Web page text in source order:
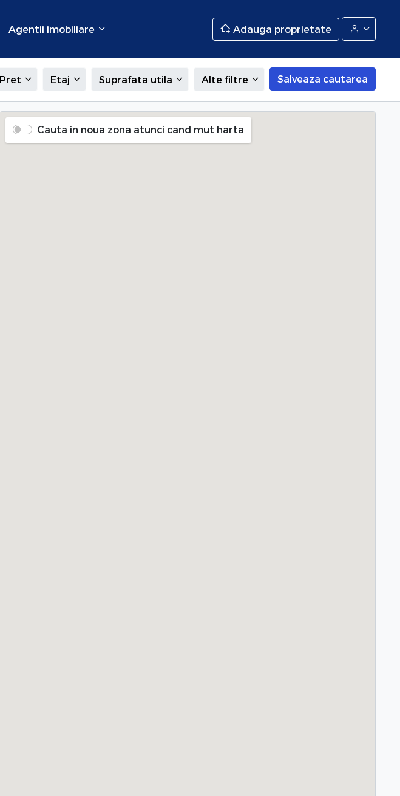
Agentii imobiliare Adauga proprietate
Pret Etaj Suprafata utila Alte filtre Salveaza cautarea
in Tineretului (Timpuri Noi), Bucuresti
Cauta in noua zona atunci cand mut harta